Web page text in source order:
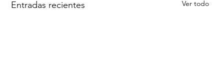
Entradas recientes Ver todo